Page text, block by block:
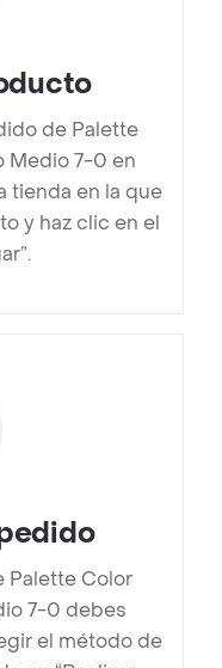
de Palette
Medio 7-0 en
tienda en la que
y haz clic en el
Palette Color
7-0 debes
el método de